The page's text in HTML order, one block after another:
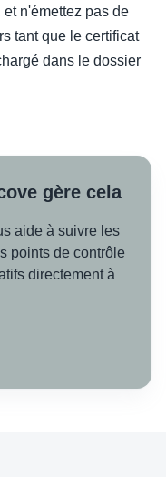
n'émettez pas de
tant que le certificat
dans le dossier
gère cela
aide à suivre les
points de contrôle
directement à